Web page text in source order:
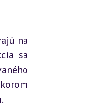
na
sa